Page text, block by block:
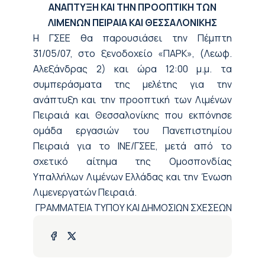
ΑΝΑΠΤΥΞΗ ΚΑΙ ΤΗΝ ΠΡΟΟΠΤΙΚΗ ΤΩΝ
ΛΙΜΕΝΩΝ ΠΕΙΡΑΙΑ ΚΑΙ ΘΕΣΣΑΛΟΝΙΚΗΣ
Η ΓΣΕΕ θα παρουσιάσει την Πέμπτη
31/05/07, στο ξενοδοχείο «ΠΑΡΚ», (Λεωφ.
Αλεξάνδρας 2) και ώρα 12:00 μ.μ. τα
συμπεράσματα της μελέτης για την
ανάπτυξη και την προοπτική των Λιμένων
Πειραιά και Θεσσαλονίκης που εκπόνησε
ομάδα εργασιών του Πανεπιστημίου
Πειραιά για το ΙΝΕ/ΓΣΕΕ, μετά από το
σχετικό αίτημα της Ομοσπονδίας
Υπαλλήλων Λιμένων Ελλάδας και την Ένωση
Λιμενεργατών Πειραιά.
ΓΡΑΜΜΑΤΕΙΑ ΤΥΠΟΥ ΚΑΙ ΔΗΜΟΣΙΩΝ ΣΧΕΣΕΩΝ